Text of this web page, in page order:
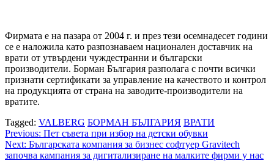
Фирмата е на пазара от 2004 г. и през тези осемнадесет години
се е наложила като разпознаваем национален доставчик на
врати от утвърдени чуждестранни и български
производители. Борман България разполага с почти всички
признати сертификати за управление на качеството и контрол
на продукцията от страна на заводите-производители на
вратите.
Tagged: VALBERG БОРМАН БЪЛГАРИЯ ВРАТИ
Post
navigation
Previous: Пет съвета при избор на детски обувки
Next: Българската компания за бизнес софтуер Gravitech
започва кампания за дигитализиране на малките фирми у нас